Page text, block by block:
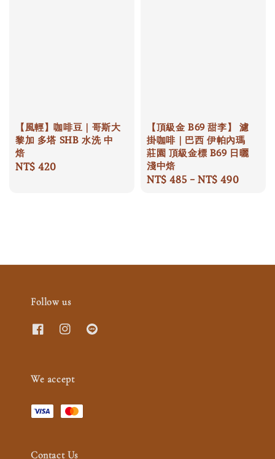
【風輕】咖啡豆｜哥斯大
黎加 多塔 SHB 水洗 中
焙
Regular
NT$ 420
【頂級金 B69 甜李】 濾
掛咖啡｜巴西 伊帕內瑪
莊園 頂級金標 B69 日曬
淺中焙
Regular
NT$ 485 -NT$ 490
Follow us
We accept
Contact Us